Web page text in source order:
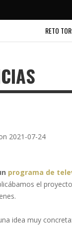
RETO
programa de
el proyecto
idea muy